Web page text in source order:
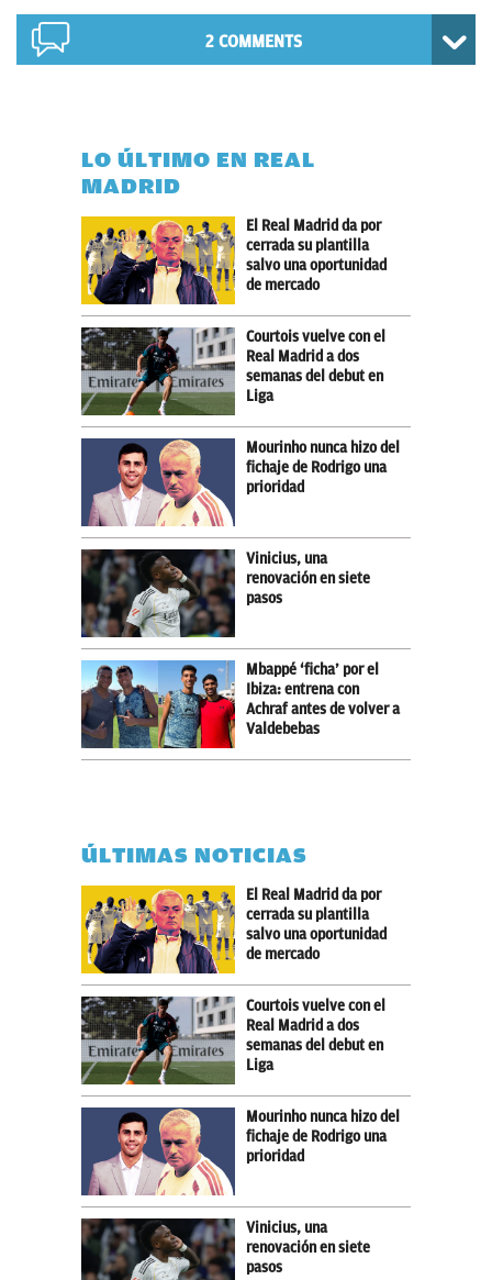
2 COMMENTS
LO ÚLTIMO EN REAL
MADRID
El Real Madrid da por
cerrada su plantilla
salvo una oportunidad
de mercado
Courtois vuelve con el
Real Madrid a dos
semanas del debut en
Liga
Mourinho nunca hizo del
fichaje de Rodrigo una
prioridad
Vinicius, una
renovación en siete
pasos
Mbappé ‘ficha’ por el
Ibiza: entrena con
Achraf antes de volver a
Valdebebas
ÚLTIMAS NOTICIAS
El Real Madrid da por
cerrada su plantilla
salvo una oportunidad
de mercado
Courtois vuelve con el
Real Madrid a dos
semanas del debut en
Liga
Mourinho nunca hizo del
fichaje de Rodrigo una
prioridad
Vinicius, una
renovación en siete
pasos